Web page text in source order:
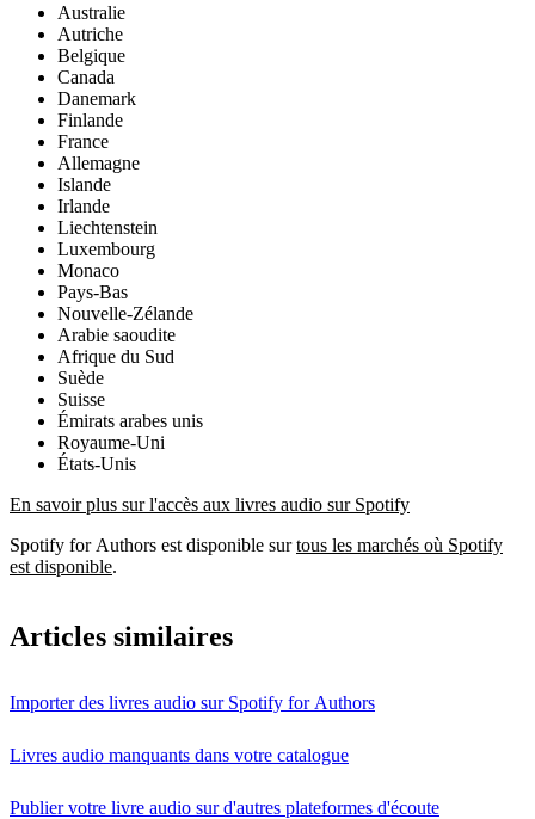
Australie
Autriche
Belgique
Canada
Danemark
Finlande
France
Allemagne
Islande
Irlande
Liechtenstein
Luxembourg
Monaco
Pays-Bas
Nouvelle-Zélande
Arabie saoudite
Afrique du Sud
Suède
Suisse
Émirats arabes unis
Royaume-Uni
États-Unis
En savoir plus sur l'accès aux livres audio sur Spotify
Spotify for Authors est disponible surtous les marchés où Spotify
est disponible.
Articles similaires
Importer des livres audio sur Spotify for Authors
Livres audio manquants dans votre catalogue
Publier votre livre audio sur d'autres plateformes d'écoute